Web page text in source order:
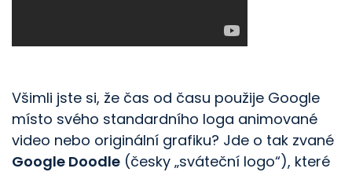
Všimli jste si, že čas od času použije Google
místo svého standardního loga animované
video nebo originální grafiku? Jde o tak zvané
Google Doodle (česky „sváteční logo“), které